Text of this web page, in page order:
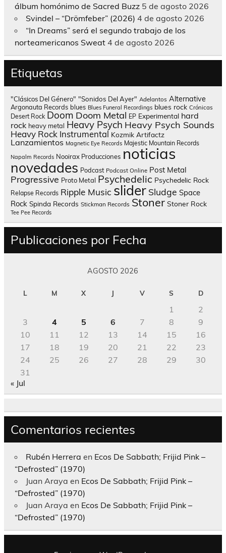
álbum homónimo de Sacred Buzz 5 de agosto 2026
Svindel – “Drömfeber” (2026) 4 de agosto 2026
“In Dreams” será el segundo trabajo de los
norteamericanos Sweat 4 de agosto 2026
Etiquetas
"Clásicos Del Género" "Sonidos Del Ayer" Adelantos Alternative
Argonauta Records blues Blues Funeral Recordings blues rock Crónicas
Desert Rock Doom Doom Metal EP Experimental hard
rock heavy metal Heavy Psych Heavy Psych Sounds
Heavy Rock Instrumental Kozmik Artifactz
Lanzamientos Magnetic Eye Records Majestic Mountain Records
Napalm Records Nooirax Producciones noticias
novedades Podcast Podcast Online Post Metal
Progressive Proto Metal Psychedelic Psychedelic Rock
Relapse Records Ripple Music slider Sludge Space
Rock Spinda Records Stickman Records Stoner Stoner Rock
Tee Pee Records
Publicaciones por Fecha
AGOSTO 2026
L M X J V S D
1
2
3
4 5 6 7 8
9
10
11 12 13 14 15
16
17
18 19 20 21 22
23
24
25 26 27 28 29
30
31
« Jul
Comentarios recientes
Rubén Herrera en Ecos De Sabbath; Frijid Pink –
“Defrosted” (1970)
Juan Araya en Ecos De Sabbath; Frijid Pink –
“Defrosted” (1970)
Juan Araya en Ecos De Sabbath; Frijid Pink –
“Defrosted” (1970)